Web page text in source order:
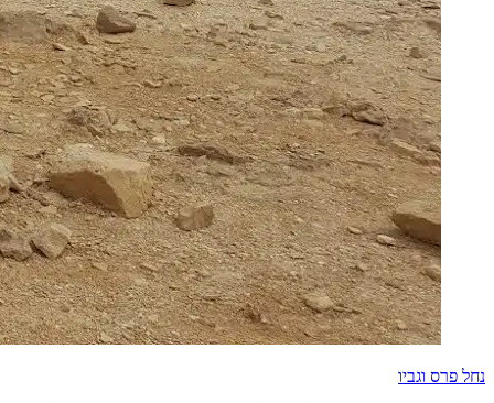
נחל פרס וגביו